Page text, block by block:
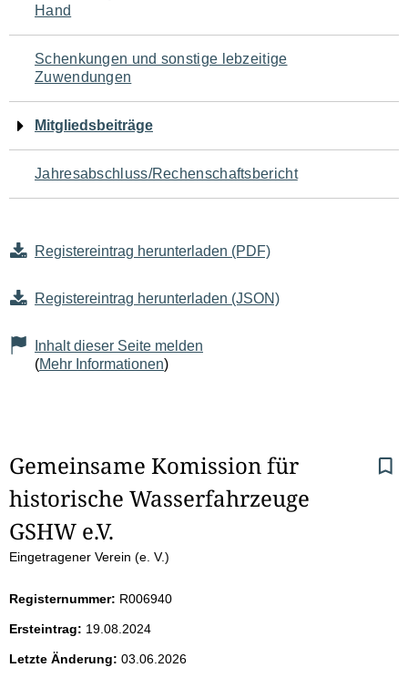
Hand
Schenkungen und sonstige lebzeitige
Zuwendungen
Mitgliedsbeiträge
Jahresabschluss/Rechenschaftsbericht
Registereintrag herunterladen (PDF)
Registereintrag herunterladen (JSON)
Inhalt dieser Seite melden
(Mehr Informationen)
S
e
i
e
n
Gemeinsame Komission für
historische Wasserfahrzeuge
GSHW e.V.
Eingetragener Verein (e. V.)
Registernummer: R006940
Ersteintrag: 19.08.2024
Letzte Änderung: 03.06.2026